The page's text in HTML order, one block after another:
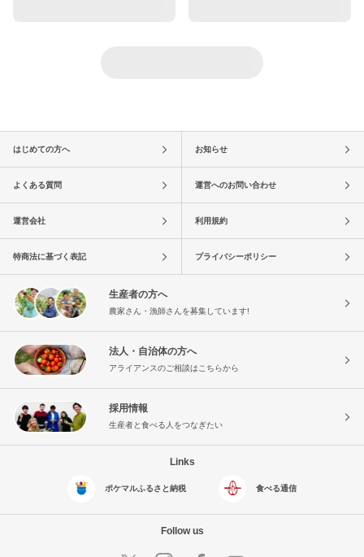
はじめての方へ お知らせ
よくある質問 運営へのお問い合わせ
運営会社 利用規約
特商法に基づく表記 プライバシーポリシー
生産者の方へ
農家さん・漁師さんを募集しています!
法人・自治体の方へ
アライアンスのご相談はこちらから
採用情報
生産者と食べる人をつなぎたい
Links
ポケマルふるさと納税 食べる通信
Follow us